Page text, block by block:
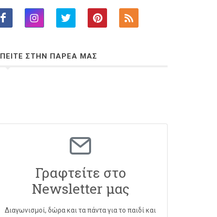
ΣΤΗΝ ΠΑΡΕΑ ΜΑΣ
Γραφτείτε στο
Newsletter μας
Διαγωνισμοί, δώρα και τα πάντα για το παιδί και